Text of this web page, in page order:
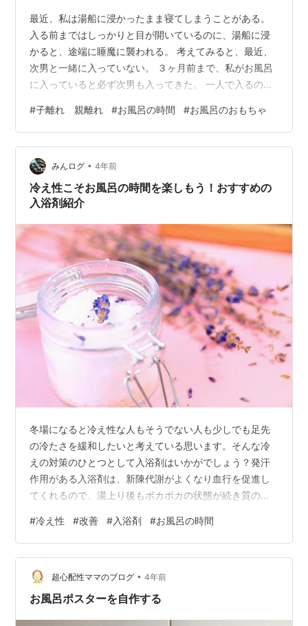
最近、私は湯船に浸かったまま寝てしまうことがある。
入る前まではしっかりと目が開いているのに、湯船に浸
かると、途端に睡魔に襲われる。 考えてみると、最近、
次男と一緒に入っていない。 ３ヶ月前まで、私がお風呂
に入っていると必ず次男も入ってきた。 一人で入るのが
た。 次男はとってもおしゃべりで、一緒に入るとひたす
ら話している。 学校での出来事、習い事のこと、祖父母
とのやりとりなど、話が尽きない。 それが３ヶ月くらい
前から、一緒に入ろうとしなくなった。 誘っても「一人
で大丈夫。」と返事が返ってくる。 そもそもあれほど止
まらなかったおしゃべりが、随分と…
#子離れ 親離れ #お風呂の時間 #お風呂のおもちゃ
みんログ • 4年前
冷え性こそお風呂の時間を楽しもう！おすすめの
入浴剤紹介
冬場になると冷え性な人もそうでない人も少しでも足先
の冷たさを緩和したいと考えている思います。そんな冷
えの対策のひとつとして入浴剤はいかがでしょう？発汗
作用がある入浴剤は、新陳代謝がよくなり血行を促進し
てくれるので、湯上り後もポカポカの状態が続き質の良
#冷え性 #改善 #入浴剤 #お風呂の時間
超心配性ママのブログ • 4年前
お風呂ポスターを自作する